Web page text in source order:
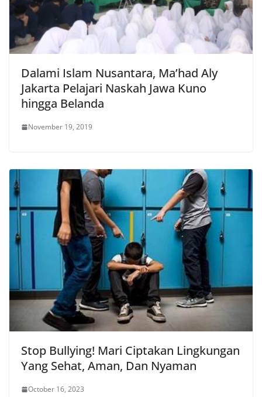
Dalami Islam Nusantara, Ma’had Aly
Jakarta Pelajari Naskah Jawa Kuno
hingga Belanda
November 19, 2019
Stop Bullying! Mari Ciptakan Lingkungan
Yang Sehat, Aman, Dan Nyaman
October 16, 2023